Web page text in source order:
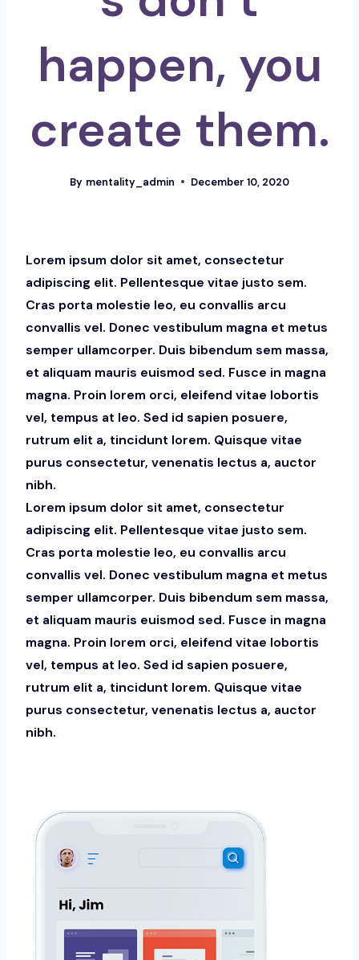
happen, you
create them.
By mentality_admin December 10, 2020
Lorem ipsum dolor sit amet, consectetur
adipiscing elit. Pellentesque vitae justo sem.
Cras porta molestie leo, eu convallis arcu
convallis vel. Donec vestibulum magna et metus
semper ullamcorper. Duis bibendum sem massa,
et aliquam mauris euismod sed. Fusce in magna
magna. Proin lorem orci, eleifend vitae lobortis
vel, tempus at leo. Sed id sapien posuere,
rutrum elit a, tincidunt lorem. Quisque vitae
purus consectetur, venenatis lectus a, auctor
nibh.
Lorem ipsum dolor sit amet, consectetur
adipiscing elit. Pellentesque vitae justo sem.
Cras porta molestie leo, eu convallis arcu
convallis vel. Donec vestibulum magna et metus
semper ullamcorper. Duis bibendum sem massa,
et aliquam mauris euismod sed. Fusce in magna
magna. Proin lorem orci, eleifend vitae lobortis
vel, tempus at leo. Sed id sapien posuere,
rutrum elit a, tincidunt lorem. Quisque vitae
purus consectetur, venenatis lectus a, auctor
nibh.